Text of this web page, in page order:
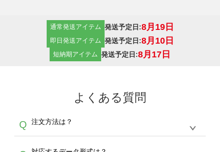
通常発送アイテム 発送予定日:8月19日
即日発送アイテム 発送予定日:8月10日
短納期アイテム 発送予定日:8月17日
よくある質問
Q 注文方法は？